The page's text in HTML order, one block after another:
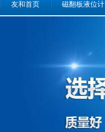
友和首页 磁翻板液位计